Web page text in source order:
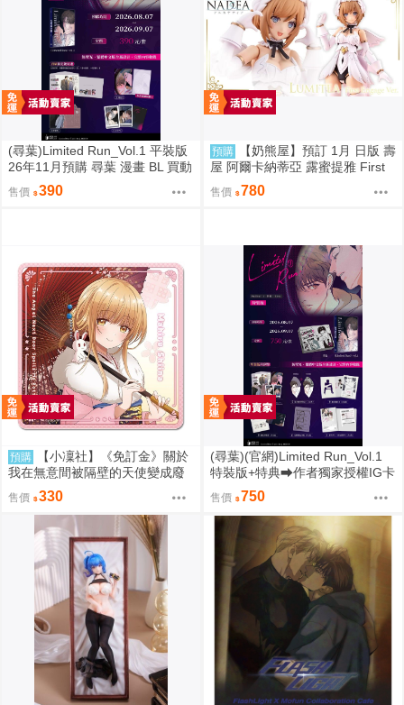
(尋葉)Limited Run_Vol.1 平裝版
26年11月預購 尋葉 漫畫 BL 買動
售價 390
預購
【奶熊屋】預訂 1月 日版 壽
屋 阿爾卡納蒂亞 露蜜提雅 First
Engage 一般版 組裝模型 0816
售價 780
預購
【小凜社】《免訂金》關於
我在無意間被隔壁的天使變成廢
柴這件事2 椎名真晝 新年 萬聖節
紅葉 聖誕節 杯墊
售價 330
(尋葉)(官網)Limited Run_Vol.1
特裝版+特典⮕作者獨家授權IG卡
*1、作者獨家授權透卡*1(9/7預購
結束後將不提供) 26年11月預購
尋葉 漫畫特裝版 BL 買動漫
售價 750